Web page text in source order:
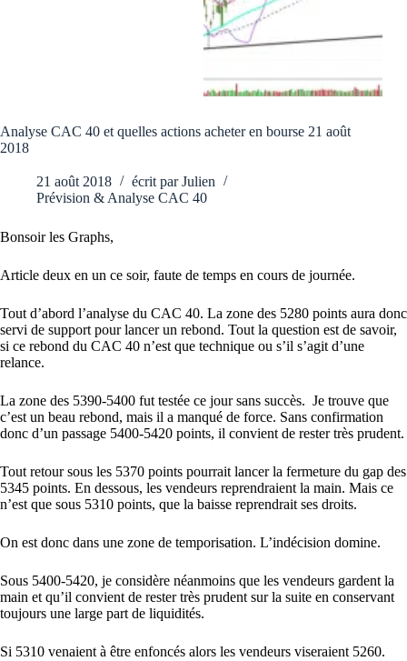
Analyse CAC 40 et quelles actions acheter en bourse 21 août
2018
21 août 2018 écrit par Julien
Prévision & Analyse CAC 40
Bonsoir les Graphs,
Article deux en un ce soir, faute de temps en cours de journée.
Tout d’abord l’analyse du CAC 40. La zone des 5280 points aura donc
servi de support pour lancer un rebond. Tout la question est de savoir,
si ce rebond du CAC 40 n’est que technique ou s’il s’agit d’une
relance.
La zone des 5390-5400 fut testée ce jour sans succès. Je trouve que
c’est un beau rebond, mais il a manqué de force. Sans confirmation
donc d’un passage 5400-5420 points, il convient de rester très prudent.
Tout retour sous les 5370 points pourrait lancer la fermeture du gap des
5345 points. En dessous, les vendeurs reprendraient la main. Mais ce
n’est que sous 5310 points, que la baisse reprendrait ses droits.
On est donc dans une zone de temporisation. L’indécision domine.
Sous 5400-5420, je considère néanmoins que les vendeurs gardent la
main et qu’il convient de rester très prudent sur la suite en conservant
toujours une large part de liquidités.
Si 5310 venaient à être enfoncés alors les vendeurs viseraient 5260.